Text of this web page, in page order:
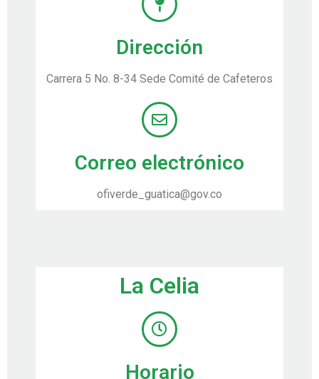
Dirección
Carrera 5 No. 8-34 Sede Comité de Cafeteros
Correo electrónico
ofiverde_guatica@gov.co
La Celia
Horario